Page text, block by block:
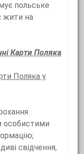
польське
жити на
Карти Поляка
Поляка у
особистими
свідчення,